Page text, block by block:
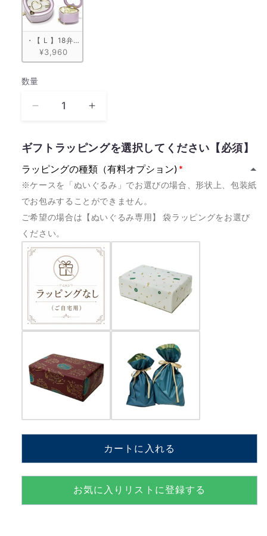
・【 L 】18弁 ハート型宝石箱　ピンク
¥3,960
数
数量
モ
ル》
Believe
100+
嵐
【MM801+GNC】
の
を
ら
《量
モ
ル》
Believe
100+
嵐
の
を
や
ギフトラッピングを選択してください【必須】
ラッピングの種類（有料オプション)
※ケースを「ぬいぐるみ」でお選びの場合、形状上、包装紙
でお包みすることができません。
ご希望の場合は【ぬいぐるみ専用】 袋ラッピングをお選び
ください。
カートに入れる
お気に入りリストに登録する